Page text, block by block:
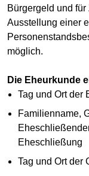
Bürgergeld und
Ausstellung einer
möglich.
Die Eheurkunde
Tag und Ort der
Familienname,
Eheschließung
Tag und Ort der